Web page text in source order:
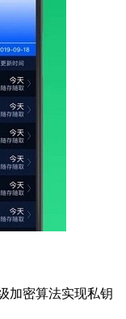
加密算法实现私钥